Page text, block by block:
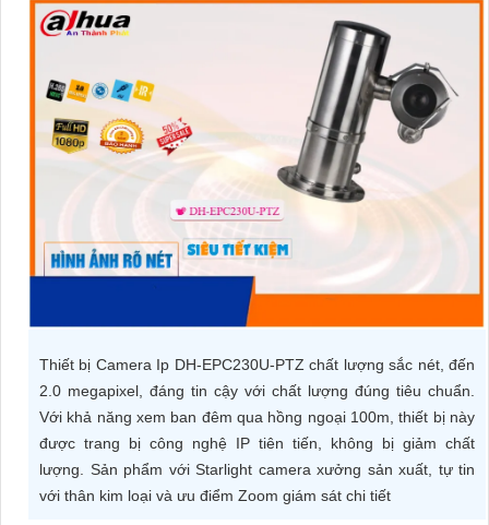
VẤN
TƯ
VẤN
DỊCH
VỤ
Thiết bị Camera Ip DH-EPC230U-PTZ chất lượng sắc nét, đến
2.0 megapixel, đáng tin cậy với chất lượng đúng tiêu chuẩn.
Với khả năng xem ban đêm qua hồng ngoại 100m, thiết bị này
được trang bị công nghệ IP tiên tiến, không bị giảm chất
lượng. Sản phẩm với Starlight camera xưởng sản xuất, tự tin
với thân kim loại và ưu điểm Zoom giám sát chi tiết